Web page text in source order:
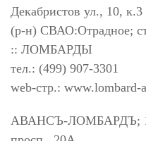
Декабристов ул., 10, к.3
(р-н) СВАО:Отрадное;
:: ЛОМБАРДЫ
тел.: (499) 907-3301
web-стр.: www.lombard-
АВАНСЪ-ЛОМБАРДЪ;